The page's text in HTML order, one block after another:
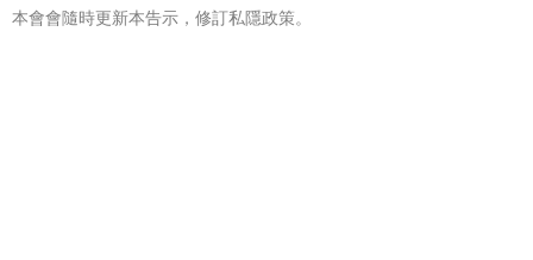
本會會隨時更新本告示，修訂私隱政策。